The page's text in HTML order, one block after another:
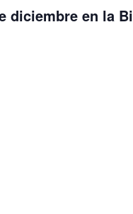
diciembre en la